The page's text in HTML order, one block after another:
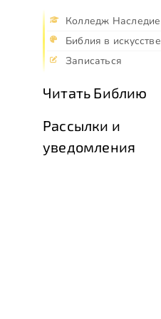
Колледж Наследие
Библия в искусстве
Записаться
Читать Библию
Рассылки и
уведомления